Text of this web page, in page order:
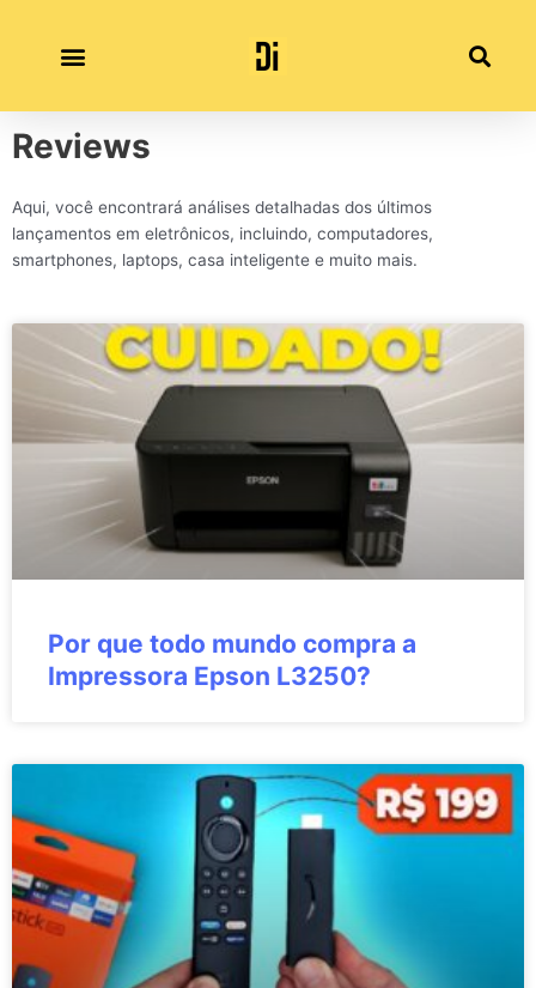
Reviews
Aqui, você encontrará análises detalhadas dos últimos
lançamentos em eletrônicos, incluindo, computadores,
smartphones, laptops, casa inteligente e muito mais.
Por que todo mundo compra a
Impressora Epson L3250?